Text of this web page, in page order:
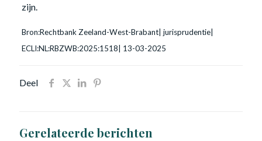
zijn.
Bron:Rechtbank Zeeland-West-Brabant| jurisprudentie|
ECLI:NL:RBZWB:2025:1518| 13-03-2025
Deel
Gerelateerde berichten